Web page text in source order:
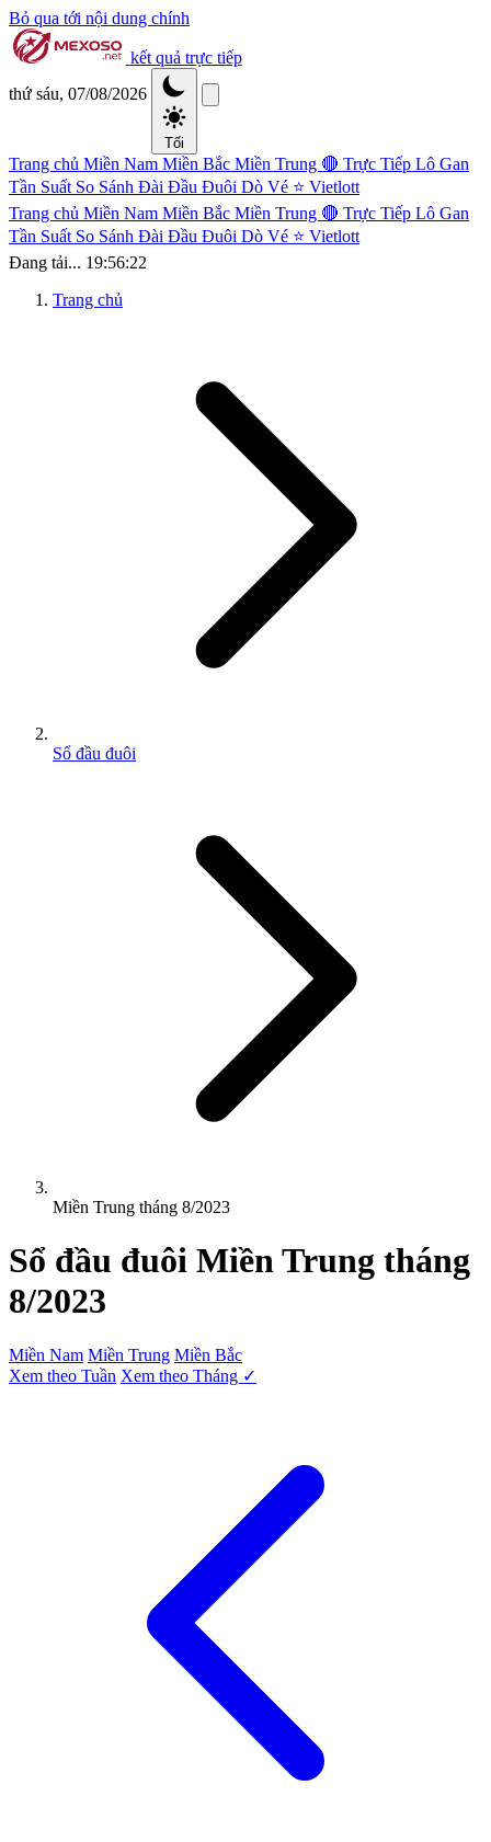
Bỏ qua tới nội dung chính
kết quả trực tiếp
thứ sáu, 07/08/2026
Tối
Trang chủ Miền Nam Miền Bắc Miền Trung 🔴 Trực Tiếp Lô Gan
Tần Suất So Sánh Đài Đầu Đuôi Dò Vé ⭐ Vietlott
Trang chủ Miền Nam Miền Bắc Miền Trung 🔴 Trực Tiếp Lô Gan
Tần Suất So Sánh Đài Đầu Đuôi Dò Vé ⭐ Vietlott
Đang tải... 19:56:22
Trang chủ
Sổ đầu đuôi
Miền Trung tháng 8/2023
Sổ đầu đuôi Miền Trung tháng
8/2023
Miền Nam Miền Trung Miền Bắc
Xem theo Tuần Xem theo Tháng ✓